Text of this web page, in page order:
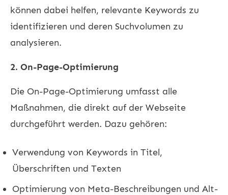
können dabei helfen, relevante Keywords zu
identifizieren und deren Suchvolumen zu
analysieren.
2. On-Page-Optimierung
Die On-Page-Optimierung umfasst alle
Maßnahmen, die direkt auf der Webseite
durchgeführt werden. Dazu gehören:
Verwendung von Keywords in Titel,
Überschriften und Texten
Optimierung von Meta-Beschreibungen und Alt-